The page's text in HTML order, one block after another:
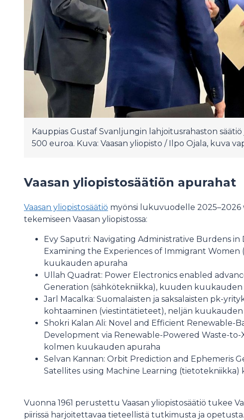
Kauppias Gustaf Svanljungin lahjoitusrahaston säätiö
500 euroa. Kuva: Vaasan yliopisto / Ilpo Ojala, kuva
Vaasan yliopistosäätiön apurahat
Vaasan yliopistosäätiö myönsi lukuvuodelle 2025–2026
tekemiseen Vaasan yliopistossa:
Evy Saputri: Navigating Administrative Burdens
Examining the Experiences of Immigrant
kuukauden apuraha
Ullah Quadrat: Power Electronics enabled
Generation (sähkötekniikka), kuuden kuukauden
Jarl Macalka: Suomalaisten ja saksalaisten pk-
kohtaaminen (viestintätieteet), neljän
Shokri Kalan Ali: Novel and Efficient Renewable-
Development via Renewable-Powered Waste-to-
kolmen kuukauden apuraha
Selvan Kannan: Orbit Prediction and Ephemeris
Satellites using Machine Learning
Vuonna 1961 perustettu Vaasan yliopistosäätiö tukee
piirissä harjoitettavaa tieteellistä tutkimusta ja